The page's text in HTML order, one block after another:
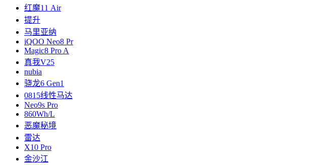
红魔11 Air
提升
马里亚纳
iQOO Neo8 Pr
Magic8 Pro A
真我V25
nubia
骁龙6 Gen1
0815线性马达
Neo9s Pro
860Wh/L
恶魔秘境
雷达
X10 Pro
金沙江